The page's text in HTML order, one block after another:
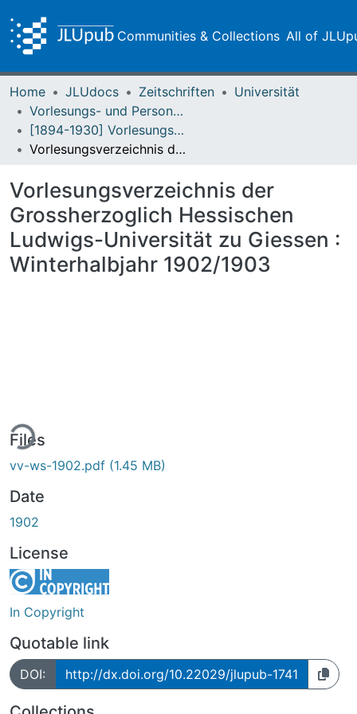
Communities & Collections All of
Home JLUdocs Zeitschriften
Universität
Vorlesungs- und Personalverzeichnis / Justus-Liebig-Universität Gießen
[1894-1930] Vorlesungsverzeichnis / Hessische Ludwigs-Universität zu Giessen
Vorlesungsverzeichnis der Grossherzoglich Hessischen Ludwigs-Universität zu Giessen : Winterhalbjahr 1902/1903
Vorlesungsverzeichnis der
Grossherzoglich Hessischen
Ludwigs-Universität zu Giessen :
Winterhalbjahr 1902/1903
Files
vv-ws-1902.pdf (1.45 MB)
Date
1902
License
In Copyright
Quotable link
DOI: http://dx.doi.org/10.22029/jlupub-1741